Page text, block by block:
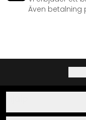
Även betalning